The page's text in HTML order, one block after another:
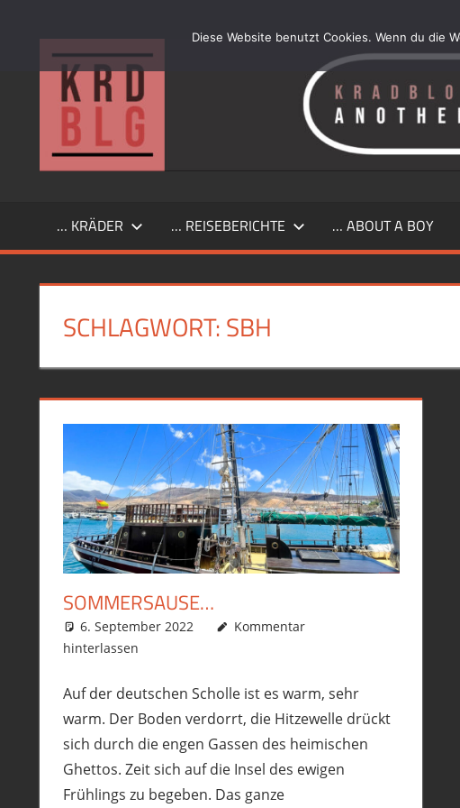
…
another
simple
Kraftrad
… KRÄDER … REISEBERICHTE … ABOUT A BOY
SCHLAGWORT:SBH
SOMMERSAUSE…
6. September 2022 phil
Allgemein,Touren
Kommentar
hinterlassen
Auf der deutschen Scholle ist es warm, sehr
warm. Der Boden verdorrt, die Hitzewelle drückt
sich durch die engen Gassen des heimischen
Ghettos. Zeit sich auf die Insel des ewigen
Frühlings zu begeben. Das ganze
Diese Website benutzt Cookies. Wenn du die